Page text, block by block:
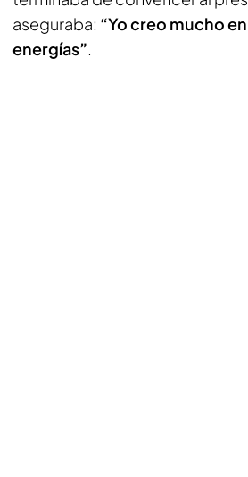
aseguraba: “Yo creo mucho
energías”.